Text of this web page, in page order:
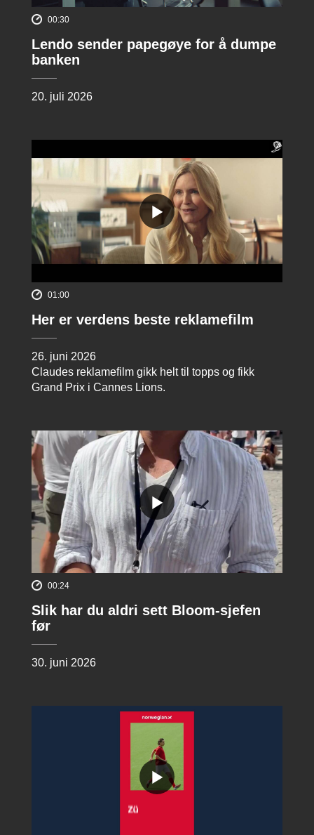
00:30
Lendo sender papegøye for å dumpe
banken
20. juli 2026
01:00
Her er verdens beste reklamefilm
26. juni 2026
Claudes reklamefilm gikk helt til topps og fikk
Grand Prix i Cannes Lions.
00:24
Slik har du aldri sett Bloom-sjefen
før
30. juni 2026